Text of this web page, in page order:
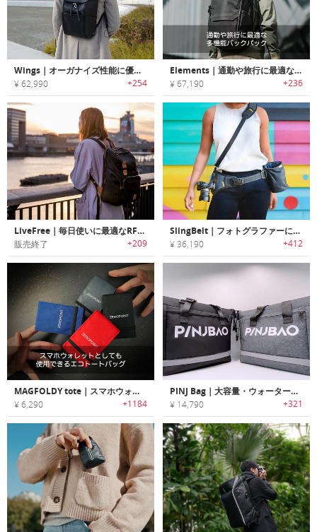
Wings｜オーガナイズ性能に優れ毎日使いに最適なラグジュアリーレザーバックパック「ウィングス」
¥ 62,990 +254
Elements｜通勤や旅行に最適な多機能バックパック「エレメンツ」
¥ 67,190 +236
LiveFree｜毎日使いに最適なRFID保護/ワイヤレスチャージャー機能を搭載したバックパック「リブフリー」
販売終了 +209
SlingBelt｜フォトグラファーに最適なカメラを簡単持ち運べるカメラキャリーソリューション 「スリングベルト」
¥ 36,190 +412
MAGFOLDY tote｜スマホウォレットとしても使用できるエコトートバッグ「マグフォルディトート」
¥ 6,290 +1184
PINJ Bag｜大容量・ウォータープルーフ・盗難防止機能搭載オールインワントートバッグ「PINJバッグ」
¥ 14,790 +321